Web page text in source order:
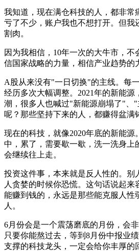
我知道，现在满仓科技的人，都非常
亏了不少，账户我也不想打开。但我
割肉。
因为我相信，10年一次的大牛市，不
信国家战略的力量，相信产业趋势的
A股从来没有"一日切换"的主线。每
经历多次大幅调整。2021年的新能源
潮，很多人也喊过"新能源崩塌了"、
呢？那些坚持下来的人，都赚得盆满
现在的科技，就像2020年底的新能源
中，累了，需要歇一歇，洗一洗身上
会继续往上走。
投资这件事，本来就是反人性的。别
人贪婪的时候你恐慌。这句话说起来
能赚到钱的，永远是那些能克服人性
人。
6月份会是一个震荡磨底的月份，会
只要你能熬过去，等到8月份中报业
支撑的科技龙头，一定会给你丰厚的